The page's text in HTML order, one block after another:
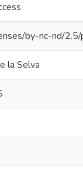
by-nc-nd/
la Selva